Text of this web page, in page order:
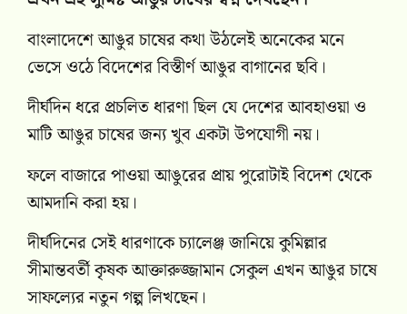
বাংলাদেশে আঙুর চাষের কথা উঠলেই অনেকের মনে
ভেসে ওঠে বিদেশের বিস্তীর্ণ আঙুর বাগানের ছবি।
দীর্ঘদিন ধরে প্রচলিত ধারণা ছিল যে দেশের আবহাওয়া ও
মাটি আঙুর চাষের জন্য খুব একটা উপযোগী নয়।
ফলে বাজারে পাওয়া আঙুরের প্রায় পুরোটাই বিদেশ থেকে
আমদানি করা হয়।
দীর্ঘদিনের সেই ধারণাকে চ্যালেঞ্জ জানিয়ে কুমিল্লার
সীমান্তবর্তী কৃষক আক্তারুজ্জামান সেকুল এখন আঙুর চাষে
সাফল্যের নতুন গল্প লিখছেন।